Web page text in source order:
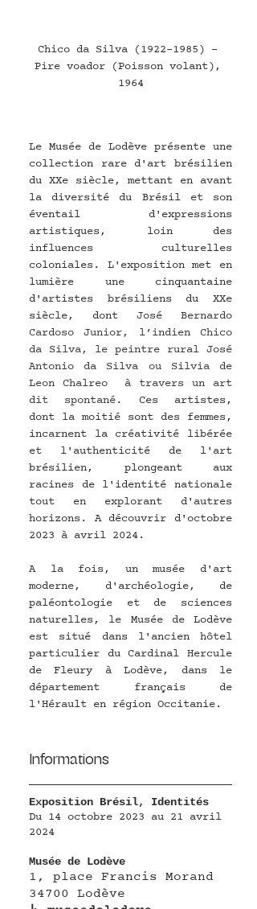
Chico da Silva (1922-1985) -
Pire voador (Poisson volant),
1964
Le Musée de Lodève présente une
collection rare d'art brésilien
du XXe siècle, mettant en avant
la diversité du Brésil et son
éventail d'expressions
artistiques, loin des
influences culturelles
coloniales. L'exposition met en
lumière une cinquantaine
d'artistes brésiliens du XXe
siècle, dont José Bernardo
Cardoso Junior, l’indien Chico
da Silva, le peintre rural José
Antonio da Silva ou Silvia de
Leon Chalreo
à travers un art
dit spontané. Ces artistes,
dont la moitié sont des femmes,
incarnent la créativité libérée
et l'authenticité de l'art
brésilien, plongeant aux
racines de l'identité nationale
tout en explorant d'autres
horizons. A découvrir d'octobre
2023 à avril 2024.
A la fois, un musée d'art
moderne, d'archéologie, de
paléontologie et de sciences
naturelles, le Musée de Lodève
est situé dans l'ancien hôtel
particulier du Cardinal Hercule
de Fleury à Lodève, dans le
département français de
l'Hérault en région Occitanie.
Informations
Exposition Brésil, Identités
Du 14 octobre 2023 au 21 avril
2024
Musée de Lodève
1, place Francis Morand
34700 Lodève